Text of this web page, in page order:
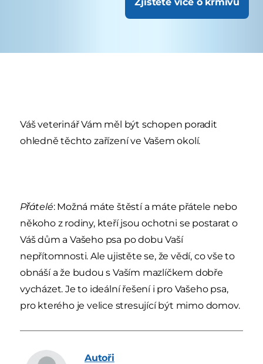
Váš veterinář Vám měl být schopen poradit
ohledně těchto zařízení ve Vašem okolí.
Přátelé: Možná máte štěstí a máte přátele nebo
někoho z rodiny, kteří jsou ochotni se postarat o
Váš dům a Vašeho psa po dobu Vaší
nepřítomnosti. Ale ujistěte se, že vědí, co vše to
obnáší a že budou s Vaším mazlíčkem dobře
vycházet. Je to ideální řešení i pro Vašeho psa,
pro kterého je velice stresující být mimo domov.
Autoři